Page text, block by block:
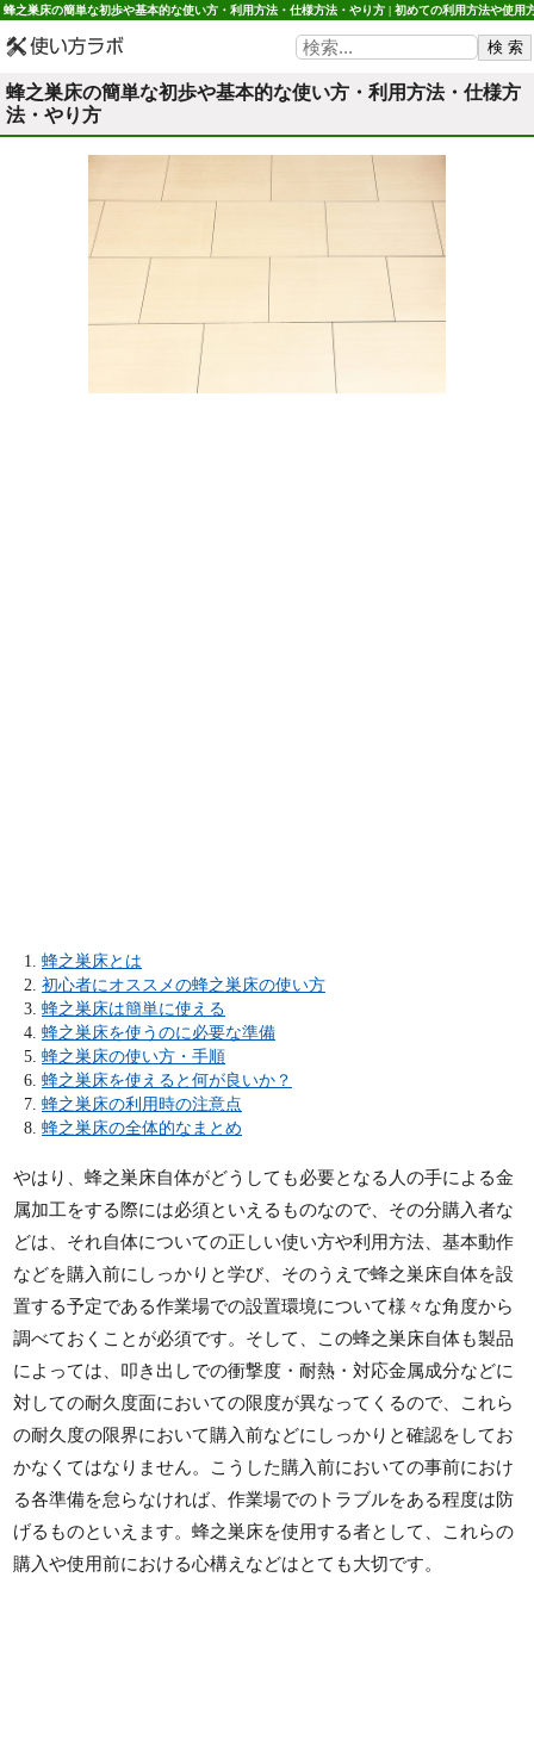
蜂之巣床の簡単な初歩や基本的な使い方・利用方法・仕様方法・やり方 | 初めての利用方法や使用
蜂之巣床の簡単な初歩や基本的な使い方・利用方法・仕様方
法・やり方
蜂之巣床とは
初心者にオススメの蜂之巣床の使い方
蜂之巣床は簡単に使える
蜂之巣床を使うのに必要な準備
蜂之巣床の使い方・手順
蜂之巣床を使えると何が良いか？
蜂之巣床の利用時の注意点
蜂之巣床の全体的なまとめ
やはり、蜂之巣床自体がどうしても必要となる人の手による金
属加工をする際には必須といえるものなので、その分購入者な
どは、それ自体についての正しい使い方や利用方法、基本動作
などを購入前にしっかりと学び、そのうえで蜂之巣床自体を設
置する予定である作業場での設置環境について様々な角度から
調べておくことが必須です。そして、この蜂之巣床自体も製品
によっては、叩き出しでの衝撃度・耐熱・対応金属成分などに
対しての耐久度面においての限度が異なってくるので、これら
の耐久度の限界において購入前などにしっかりと確認をしてお
かなくてはなりません。こうした購入前においての事前におけ
る各準備を怠らなければ、作業場でのトラブルをある程度は防
げるものといえます。蜂之巣床を使用する者として、これらの
購入や使用前における心構えなどはとても大切です。